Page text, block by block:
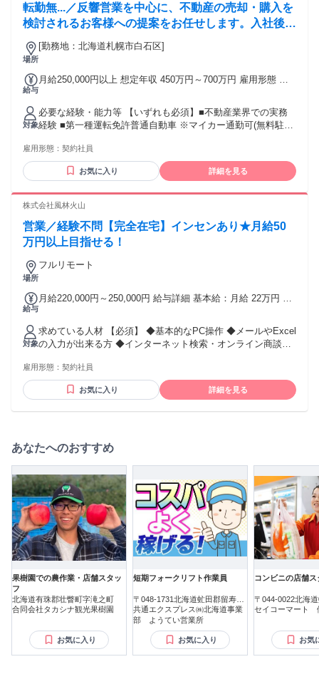
力： 資格：第一種運転免許普通自動車 宅地建物取引士
転勤無...／反響営業を中心に、不動産の売却・購入を
検討されるお客様への提案をお任せします。入社後は
OJTで着実にスキルを習得し、将来的には自分らしい
スタイルで街づくりや住まいの提案に携わることが可
場所
[勤務地：北海道札幌市白石区]
給与
月給250,000円以上 想定年収 450万円～700万円 雇用形態 契
￥250,000～ 基本給￥230,000～ 諸手当￥20,000～￥30,000を
含む/月 ■賞与実績:年2回/計4.8ヵ月（前年度実績） 諸手当：
通勤手当（会社規定に基づき支給）、残業手当（残業時間に
対象
必要な経験・能力等 【いずれも必須】■不動産業界での実務
経験 ■第一種運転免許普通自動車 ※マイカー通勤可(無料駐車
解し、顧客の希望に合わせた提案ができる方を歓迎します。
反響型営業のため新規開拓は少なく、顧客の要望を丁寧にヒ
アリングし、最適なマッチングを行う力が求められます。経
し、将来的には個々の営業スタイルを活かして仕事できる自
動産売買を経験した方は特に活躍が期待されます。 学歴・資
格 学歴：大学院 大学 高専 短大 専修学校 高校 語学力： 資
雇用形態： 契約社員
お気に入り 詳細を見る
株式会社風林火山
営業／経験不問【完全在宅】インセンあり★月給50
万円以上目指せる！
場所
フルリモート
給与
月給220,000円～250,000円 給与詳細 基本給：月給 22万円 〜
れる通勤・皆勤・家族手当金額：あり 全員に一律で支払われ
るその他手当金額：なし 【雇用形態】 契約社員（6ケ月） └
その後会社規定により正社員登用も可能 【給与詳細】 ◆月給
は経験やスキルを考慮の上、決定いたします。 ✨頑張り次第
100,000円（前年度実績）
対象
求めている人材 【必須】 ◆基本的なPC操作 ◆メールやExcel
の入力が出来る方 ◆インターネット検索・オンライン商談の
可） 【歓迎】 ◆経験不問 ◆学歴不問 ◆男女ともに大歓迎 ◆
経験者優遇 ＼＼こんな方にピッタリ／／ ￣￣￣￣￣￣￣￣￣
￣￣￣￣ ◆営業や接客経験を活かしたい方 ◆フルリモートで
活躍中！」 「未経験から月収50万円以上を目指せる環境で
雇用形態： 契約社員
お気に入り 詳細を見る
あなたへのおすすめ
果樹園での農作業・店舗スタッ
フ
北海道有珠郡壮瞥町字滝之町
合同会社タカシナ観光果樹園
お気に入り
短期フォークリフト作業員
〒048-1731北海道虻田郡留寿都
村
共通エクスプレス㈱北海道事業
部 ようてい営業所
お気に入り
コンビニの店舗ス
〒044-0022北海
町南八条東
セイコーマート
お気